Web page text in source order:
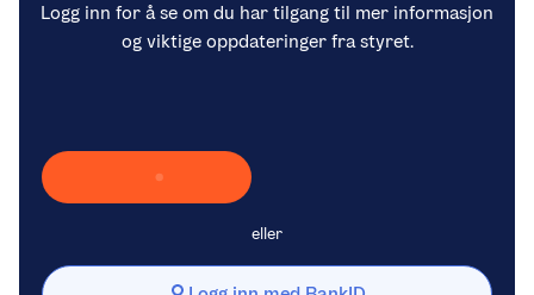
Logg inn for å se om du har tilgang til mer informasjon
og viktige oppdateringer fra styret.
Laster inn Vipps …
eller